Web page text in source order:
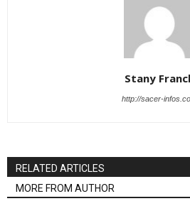
Stany
http://sacer-
RELATED ARTICLES
MORE FROM AUTHOR